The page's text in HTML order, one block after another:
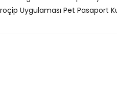
Uygulaması Pet Pasaport